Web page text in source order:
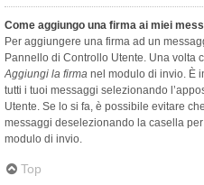
Come aggiungo una firma ai miei
Per aggiungere una firma ad un
Pannello di Controllo Utente. Una volta
Aggiungi la firma nel modulo di invio. È
tutti i tuoi messaggi selezionando
Utente. Se lo si fa, è possibile evitare
messaggi deselezionando la casella
modulo di invio.
Top